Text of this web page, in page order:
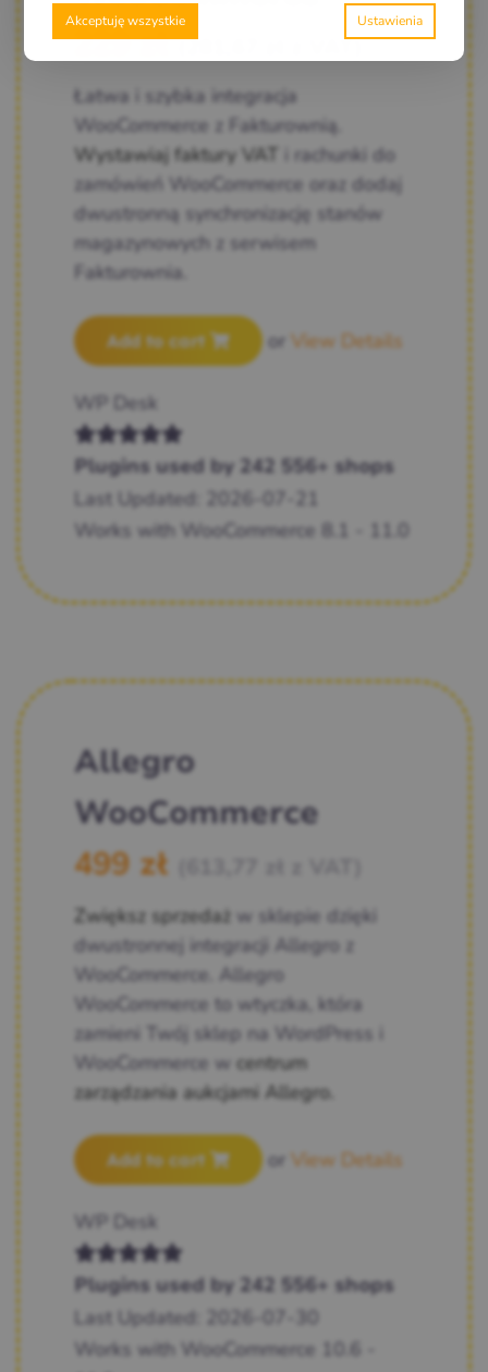
229zł
Łatwa i szybka integracja
WooCommerce z Fakturownią.
Wystawiaj faktury VAT
i rachunki do
zamówień WooCommerce oraz dodaj
dwustronną synchronizację stanów
magazynowych z serwisem
Fakturownia.
Add to cart or View Details
WP Desk
Plugins used by 242 556+ shops
Last Updated: 2026-07-21
Works with WooCommerce 8.1 - 11.0
Allegro
WooCommerce
499 zł
Zwiększ sprzedaż w sklepie dzięki
dwustronnej integracji Allegro z
WooCommerce. Allegro
WooCommerce to wtyczka, która
zamieni Twój sklep na WordPress i
WooCommerce w centrum
zarządzania aukcjami Allegro.
Add to cart or View Details
WP Desk
Plugins used by 242 556+ shops
Last Updated: 2026-07-30
Works with WooCommerce 10.6 -
Akceptuję wszystkie